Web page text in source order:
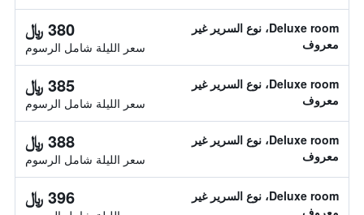
Deluxe room، نوع السرير غير
معروف
380 ﷼
سعر الليلة شامل الرسوم
Deluxe room، نوع السرير غير
معروف
385 ﷼
سعر الليلة شامل الرسوم
Deluxe room، نوع السرير غير
معروف
388 ﷼
سعر الليلة شامل الرسوم
Deluxe room، نوع السرير غير
معروف
396 ﷼